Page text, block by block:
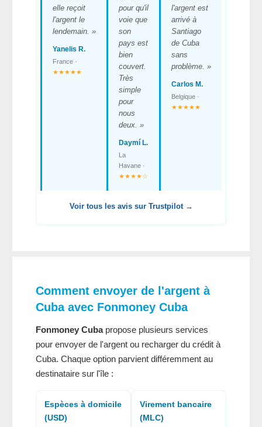
elle reçoit
l'argent le
lendemain. »
Yanelis R.
France ·
★★★★★
pour qu'il
voie que
son
pays est
bien
couvert.
Très
simple
pour
nous
deux. »
Daymí L.
La
Havane ·
★★★★☆
l'argent est
arrivé à
Santiago
de Cuba
sans
problème. »
Carlos M.
Belgique ·
★★★★★
Voir tous les avis sur Trustpilot →
Comment envoyer de l'argent à
Cubaavec Fonmoney Cuba
Fonmoney Cubapropose plusieurs services
pour envoyer de l'argent ou recharger du crédit à
Cuba. Chaque option parvient différemment au
destinataire sur l'île :
Espèces à domicile
(USD)
Virement bancaire
(MLC)